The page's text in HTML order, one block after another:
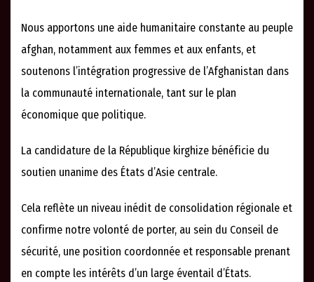
Nous apportons une aide humanitaire constante au peuple
afghan, notamment aux femmes et aux enfants, et
soutenons l’intégration progressive de l’Afghanistan dans
la communauté internationale, tant sur le plan
économique que politique.
La candidature de la République kirghize bénéficie du
soutien unanime des États d’Asie centrale.
Cela reflète un niveau inédit de consolidation régionale et
confirme notre volonté de porter, au sein du Conseil de
sécurité, une position coordonnée et responsable prenant
en compte les intérêts d’un large éventail d’États.